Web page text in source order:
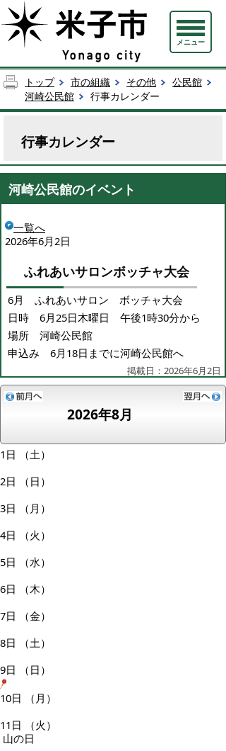
メニュー
トップ 市の組織 その他
公民館
河崎公民館
行事カレンダー
行事カレンダー
河崎公民館のイベント
一覧へ
2026年6月2日
ふれあいサロンボッチャ大会
6月 ふれあいサロン ボッチャ大会
日時 6月25日木曜日 午後1時30分から
場所 河崎公民館
申込み 6月18日までに河崎公民館へ
掲載日：2026年6月2日
2026年8月
1日
（土）
2日
（日）
3日
（月）
4日
（火）
5日
（水）
6日
（木）
7日
（金）
8日
（土）
9日
（日）
10日
（月）
11日
（火）
山の日